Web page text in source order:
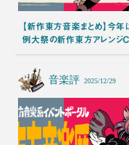
【新作東方音楽まとめ】今
例大祭の新作東方アレンジ
音楽評 2025/12/29